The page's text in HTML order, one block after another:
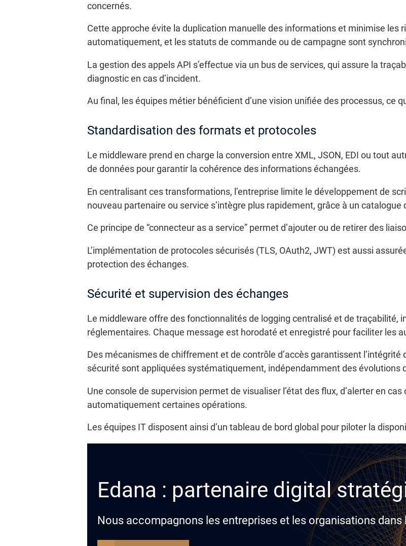
concernés.
Cette approche évite la duplication manuelle des informations et minimise les
automatiquement, et les statuts de commande ou de campagne sont
La gestion des appels API s’effectue via un bus de services, qui assure la
diagnostic en cas d’incident.
Au final, les équipes métier bénéficient d’une vision unifiée des processus, ce
Standardisation des formats et protocoles
Le middleware prend en charge la conversion entre XML, JSON, EDI ou tout
de données pour garantir la cohérence des informations échangées.
En centralisant ces transformations, l’entreprise limite le développement de
nouveau partenaire ou service s’intègre plus rapidement, grâce à un
Ce principe de “connecteur as a service” permet d’ajouter ou de retirer des
L’implémentation de protocoles sécurisés (TLS, OAuth2, JWT) est aussi
protection des échanges.
Sécurité et supervision des échanges
Le middleware offre des fonctionnalités de logging centralisé et de traçabilité,
réglementaires. Chaque message est horodaté et enregistré pour faciliter les
Des mécanismes de chiffrement et de contrôle d’accès garantissent
sécurité sont appliquées systématiquement, indépendamment des évolutions
Une console de supervision permet de visualiser l’état des flux, d’alerter en
automatiquement certaines opérations.
Les équipes IT disposent ainsi d’un tableau de bord global pour piloter la
Edana : partenaire digital
Nous accompagnons les entreprises et les organisations